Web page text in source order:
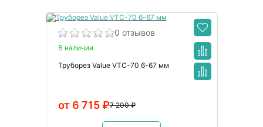
0 отзывов
В наличии
Труборез Value VTC-70 6-67 мм
7 200 ₽
от 6 715 ₽